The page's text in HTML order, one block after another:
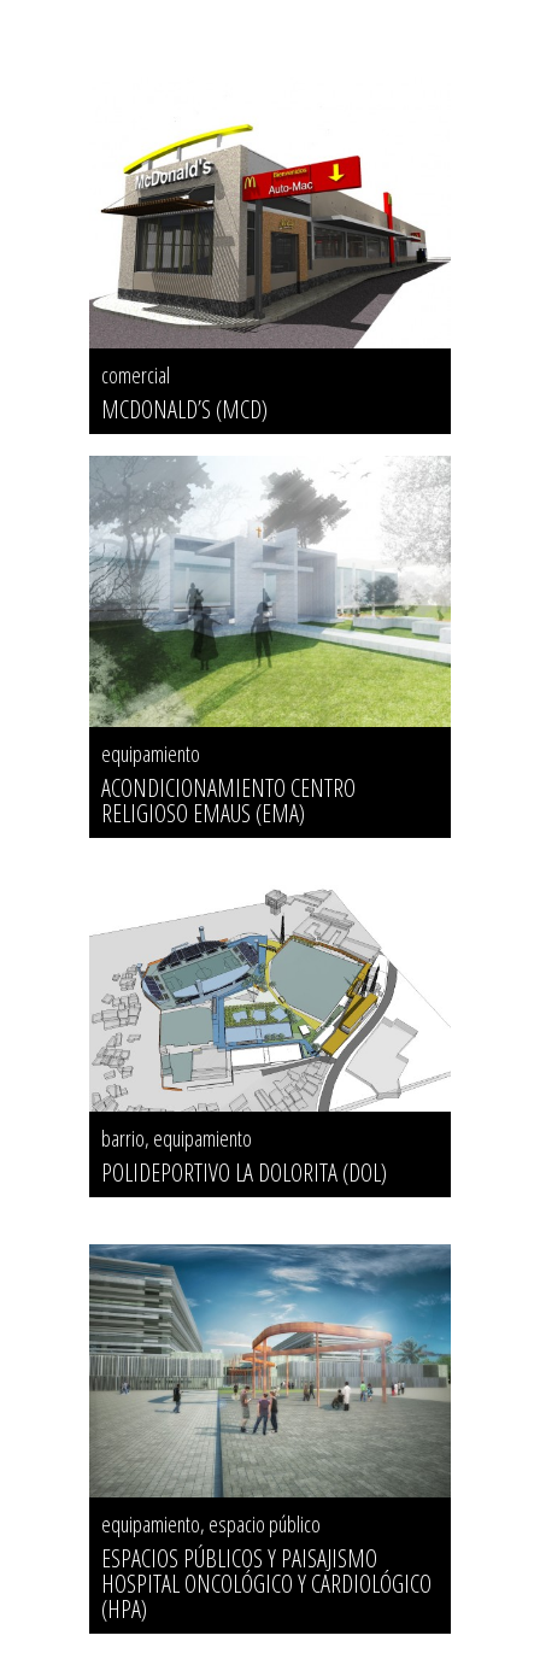
comercial
MCDONALD’S (MCD)
equipamiento
ACONDICIONAMIENTO CENTRO
RELIGIOSO EMAUS (EMA)
barrio, equipamiento
POLIDEPORTIVO LA DOLORITA (DOL)
equipamiento, espacio público
ESPACIOS PÚBLICOS Y PAISAJISMO
HOSPITAL ONCOLÓGICO Y CARDIOLÓGICO
(HPA)